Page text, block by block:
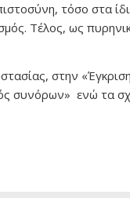
τόσο στα
Τέλος, ως
στην
συνόρων» ενώ τα